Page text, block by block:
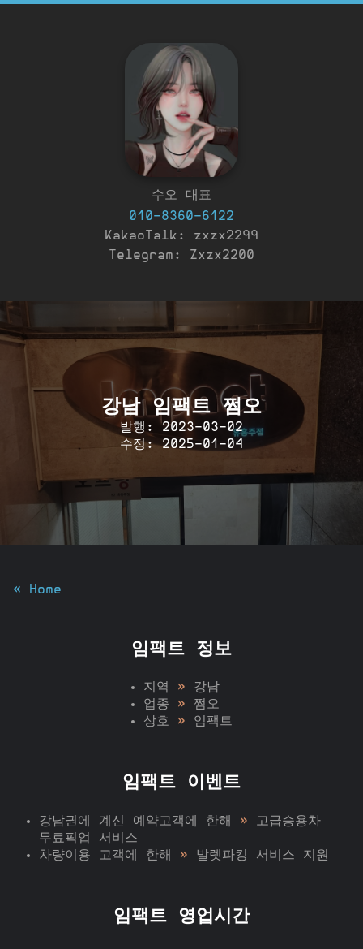
수오 대표
010-8360-6122
KakaoTalk: zxzx2299
Telegram: Zxzx2200
강남 임팩트 쩜오
발행: 2023-03-02
수정: 2025-01-04
« Home
임팩트 정보
지역 » 강남
업종 » 쩜오
상호 » 임팩트
임팩트 이벤트
강남권에 계신 예약고객에 한해 » 고급승용차
무료픽업 서비스
차량이용 고객에 한해 » 발렛파킹 서비스 지원
임팩트 영업시간